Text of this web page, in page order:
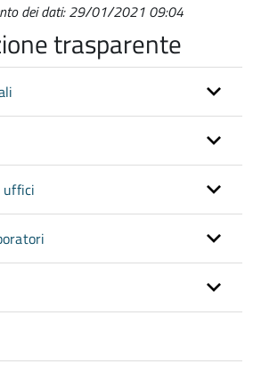
dei dati: 29/01/2021 09:04
trasparente
uffici